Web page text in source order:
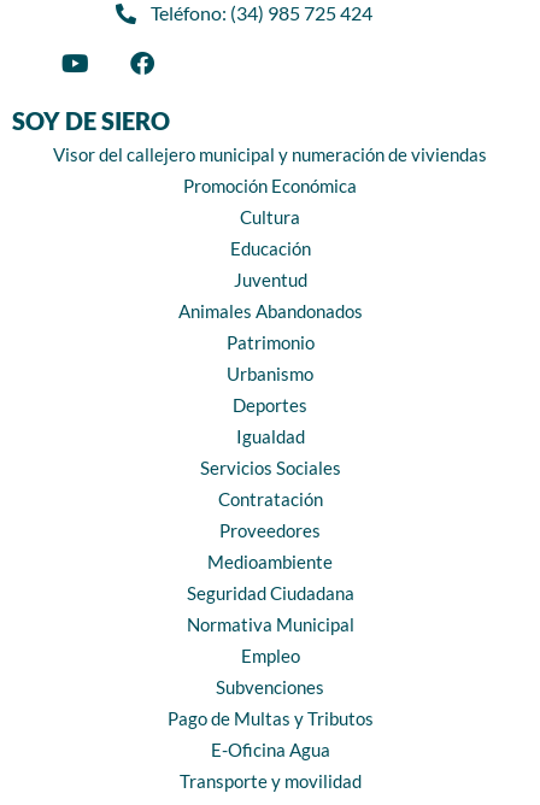
Teléfono: (34) 985 725 424
SOY DE SIERO
Visor del callejero municipal y numeración de viviendas
Promoción Económica
Cultura
Educación
Juventud
Animales Abandonados
Patrimonio
Urbanismo
Deportes
Igualdad
Servicios Sociales
Contratación
Proveedores
Medioambiente
Seguridad Ciudadana
Normativa Municipal
Empleo
Subvenciones
Pago de Multas y Tributos
E-Oficina Agua
Transporte y movilidad